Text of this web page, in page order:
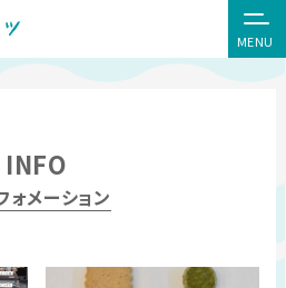
MENU
INFO
ォメーション